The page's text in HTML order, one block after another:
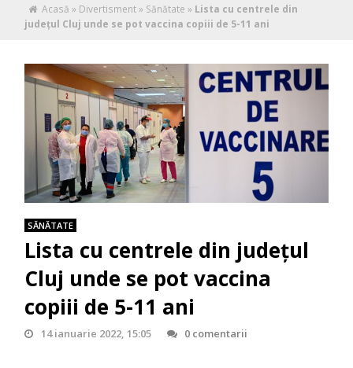
Acasă » Divertisment» Sănătate » Lista cu centrele din
județul Cluj unde se pot vaccina copiii de 5-11 ani
SĂNĂTATE
Lista cu centrele din județul
Cluj unde se pot vaccina
copiii de 5-11 ani
14 ianuarie 2022, 15:05 0 comentarii